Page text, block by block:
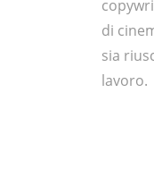
di
sia
lavoro.